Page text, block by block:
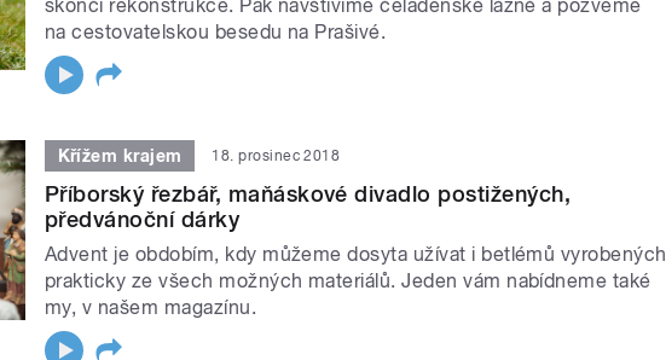
skončí rekonstrukce. Pak navštívíme čeladenské lázně a pozveme
na cestovatelskou besedu na Prašivé.
Křížem krajem 18. prosinec 2018
Příborský řezbář, maňáskové divadlo postižených,
předvánoční dárky
Advent je obdobím, kdy můžeme dosyta užívat i betlémů vyrobených
prakticky ze všech možných materiálů. Jeden vám nabídneme také
my, v našem magazínu.